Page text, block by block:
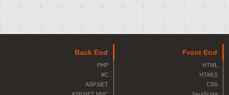
Front End
HTML
HTML5
CSS
Back End
PHP
C#
ASP.NET